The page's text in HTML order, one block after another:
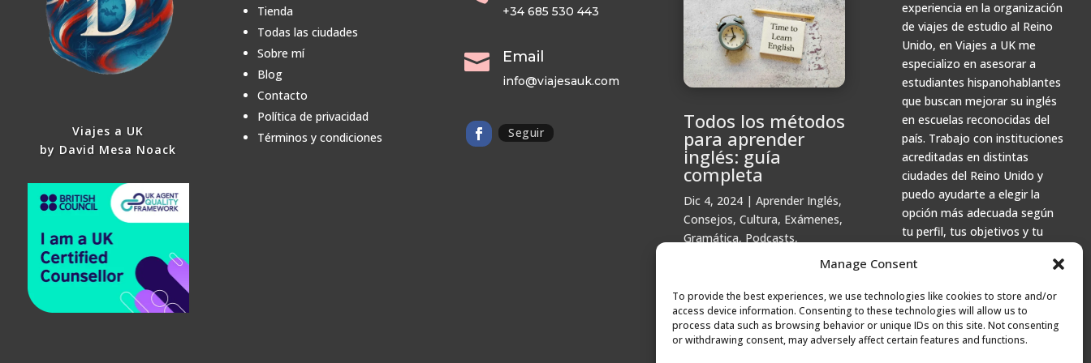
Manage Consent
To provide the best experiences, we use technologies like cookies to store and/or
access device information. Consenting to these technologies will allow us to
process data such as browsing behavior or unique IDs on this site. Not consenting
or withdrawing consent, may adversely affect certain features and functions.
Viajes a UK
by David Mesa Noack
Tienda
Todas las ciudades
Sobre mí
Blog
Contacto
Política de privacidad
Términos y condiciones
+34 685 530 443
 Email
info@viajesauk.com
Seguir Todos los métodos
para aprender
inglés: guía
completa
Dic 4, 2024| Aprender Inglés,
Consejos, Cultura, Exámenes,
Gramática, Podcasts,
« Entradas más antiguas
experiencia en la organización
de viajes de estudio al Reino
Unido, en Viajes a UK me
especializo en asesorar a
estudiantes hispanohablantes
que buscan mejorar su inglés
en escuelas reconocidas del
país. Trabajo con instituciones
acreditadas en distintas
ciudades del Reino Unido y
puedo ayudarte a elegir la
opción más adecuada según
tu perfil, tus objetivos y tu